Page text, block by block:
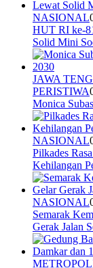
NASIONAL
HUT RI ke-
Solid Mini
JAWA
PERISTIWA
Monica
NASIONAL
Pilkades
Kehilangan
NASIONAL
Semarak
Gerak Jalan